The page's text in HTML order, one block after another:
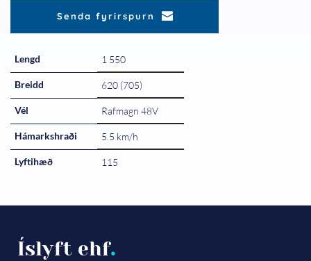
Senda fyrirspurn
Lengd 1 550
Breidd 620 (705)
Vél Rafmagn 48V
Hámarkshraði 5.5 km/h
Lyftihæð 115
Íslyft ehf.